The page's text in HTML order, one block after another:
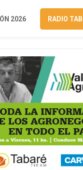
2026 RADIO